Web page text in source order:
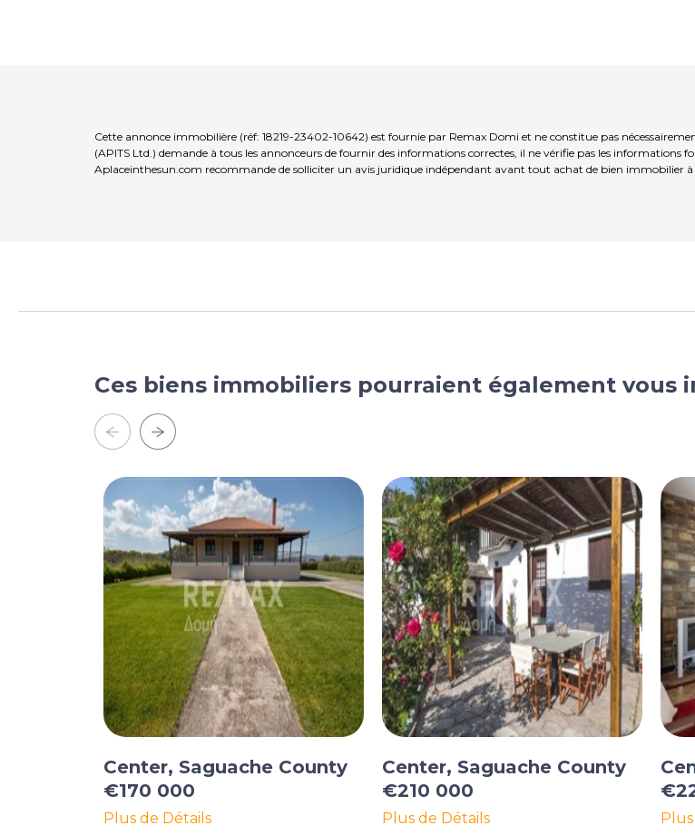
Cette annonce immobilière (réf: 18219-23402-10642) est fournie par Remax Domi et ne constitue pas
(APITS Ltd.) demande à tous les annonceurs de fournir des informations correctes, il ne vérifie pas les informations
Aplaceinthesun.com recommande de solliciter un avis juridique indépendant avant tout achat de bien immobilier
Ces biens immobiliers pourraient également vous
Center, Saguache County
€170 000
Plus de Détails
Center, Saguache County
€210 000
Plus de Détails